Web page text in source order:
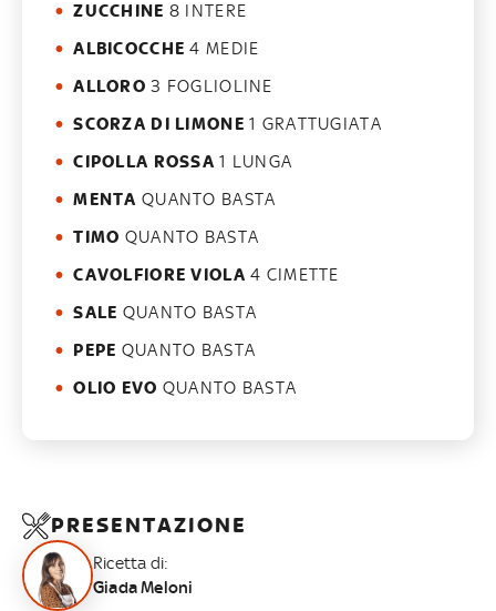
ZUCCHINE 8 INTERE
ALBICOCCHE 4 MEDIE
ALLORO 3 FOGLIOLINE
SCORZA DI LIMONE 1 GRATTUGIATA
CIPOLLA ROSSA 1 LUNGA
MENTA QUANTO BASTA
TIMO QUANTO BASTA
CAVOLFIORE VIOLA 4 CIMETTE
SALE QUANTO BASTA
PEPE QUANTO BASTA
OLIO EVO QUANTO BASTA
PRESENTAZIONE
Ricetta di:
Giada Meloni